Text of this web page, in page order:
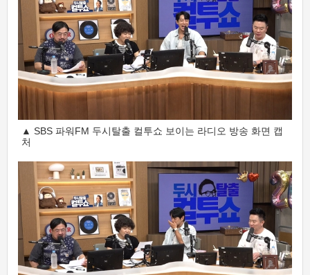
▲ SBS 파워FM 두시탈출 컬투쇼 보이는 라디오 방송 화면 캡
처